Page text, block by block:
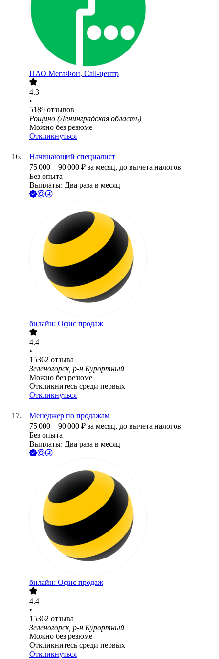
ПАО МегаФон, Call-центр
4.3
•
5189 отзывов
Рощино (Ленинградская область)
Можно без резюме
Откликнуться
Начинающий специалист
75 000 – 90 000 ₽ за месяц, до вычета налогов
Без опыта
Выплаты: Два раза в месяц
билайн: Офис продаж
4.4
•
15362 отзыва
Зеленогорск, р-н Курортный
Можно без резюме
Откликнитесь среди первых
Откликнуться
Менеджер по продажам
75 000 – 90 000 ₽ за месяц, до вычета налогов
Без опыта
Выплаты: Два раза в месяц
билайн: Офис продаж
4.4
•
15362 отзыва
Зеленогорск, р-н Курортный
Можно без резюме
Откликнитесь среди первых
Откликнуться